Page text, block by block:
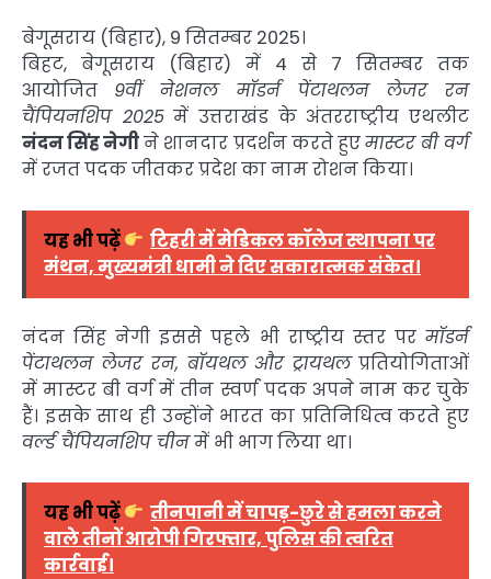
बेगूसराय (बिहार), 9 सितम्बर 2025।
बिहट, बेगूसराय (बिहार) में 4 से 7 सितम्बर तक
आयोजित 9वीं नेशनल मॉडर्न पेंटाथलन लेजर रन
चैंपियनशिप 2025में उत्तराखंड के अंतरराष्ट्रीय एथलीट
नंदन सिंह नेगीने शानदार प्रदर्शन करते हुएमास्टर बी वर्ग
में रजत पदक जीतकर प्रदेश का नाम रोशन किया।
यह भी पढ़ें
टिहरी में मेडिकल कॉलेज स्थापना पर
मंथन, मुख्यमंत्री धामी ने दिए सकारात्मक संकेत।
नंदन सिंह नेगी इससे पहले भी राष्ट्रीय स्तर पर मॉडर्न
पेंटाथलन लेजर रन, बॉयथल और ट्रायथलप्रतियोगिताओं
में मास्टर बी वर्ग में तीन स्वर्ण पदक अपने नाम कर चुके
हैं। इसके साथ ही उन्होंने भारत का प्रतिनिधित्व करते हुए
वर्ल्ड चैंपियनशिप चीनमें भी भाग लिया था।
यह भी पढ़ें
तीनपानी में चापड़-छुरे से हमला करने
वाले तीनों आरोपी गिरफ्तार, पुलिस की त्वरित
कार्रवाई।